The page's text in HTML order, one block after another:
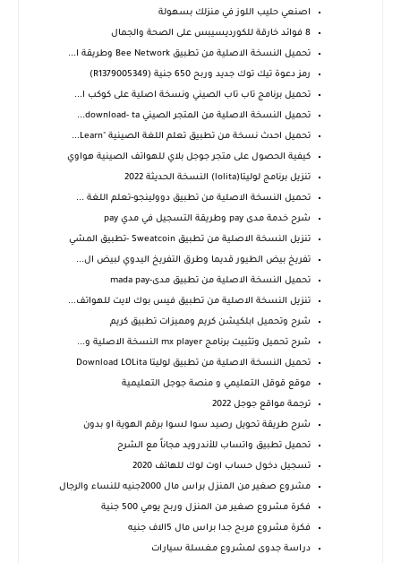
اصنعي حليب اللوز في منزلك بسهولة
8 فوائد خارقة للكورديسيبس على الصحة والجمال
تحميل النسخة الاصلية من تطبيق Bee Network وطريقة ا...
رمز دعوة تيك توك جديد وربح 650 جنية (R1379005349)
تحميل برنامج تاب تاب الصيني ونسخة اصلية على كوكب ا...
تحميل النسخة الاصلية من المتجر الصيني download- ta...
تحميل احدث نسخة من تطبيق تعلم اللغة الصينية "Learn...
كيفية الحصول على متجر جوجل بلاي للهواتف الصينية هواوي
تنزيل برنامج لوليتا(lolita) النسخة الحديثة 2022
تحميل النسخة الاصلية من تطبيق دوولينجو-تعلم اللغة ...
شرح خدمة مدى pay وطريقة التسجيل في مدي pay
تنزيل النسخة الاصلية من تطبيق Sweatcoin -تطبيق المشي
تفريخ بيض الطيور قديما وطرق التفريخ اليدوي لبيض ال...
تحميل النسخة الاصلية من تطبيق مدى-mada pay
تنزيل النسخة الاصلية من تطبيق فيس بوك لايت للهواتف...
شرح وتحميل ابلكيشن كريم ومميزات تطبيق كريم
شرح تحميل وتثبيت برنامج mx player النسخة الاصلية و...
تحميل النسخة الاصلية من تطبيق لوليتا Download LOLita
موقع قوقل التعليمي و منصة جوجل التعليمية
ترجمة مواقع جوجل 2022
شرح طريقة تحويل رصيد سوا لسوا برقم الهوية او بدون
تحميل تطبيق واتساب‏‏ للأندرويد مجاناً مع الشرح
تسجيل دخول حساب اوت لوك للهاتف 2020
مشروع صغير من المنزل براس مال 2000جنيه للنساء والرجال
فكرة مشروع صغير من المنزل وربح يومي 500 جنية
فكرة مشروع مربح جدا براس مال 5الاف جنيه
دراسة جدوى لمشروع مغسلة سيارات